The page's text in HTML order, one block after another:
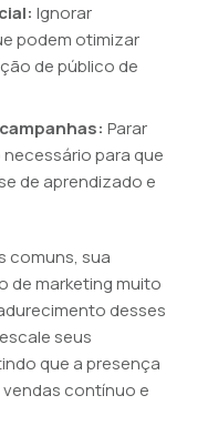
Ignorar
podem otimizar
de público de
Parar
para que
de aprendizado e
comuns, sua
de marketing muito
desses
seus
que a presença
contínuo e